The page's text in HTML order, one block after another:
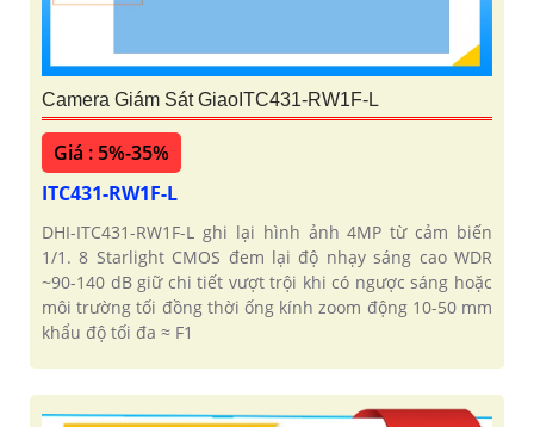
Camera Giám Sát GiaoITC431-RW1F-L
Giá : 5%-35%
ITC431-RW1F-L
DHI-ITC431-RW1F-L ghi lại hình ảnh 4MP từ cảm biến
1/1. 8 Starlight CMOS đem lại độ nhạy sáng cao WDR
~90-140 dB giữ chi tiết vượt trội khi có ngược sáng hoặc
môi trường tối đồng thời ống kính zoom động 10-50 mm
khẩu độ tối đa ≈ F1